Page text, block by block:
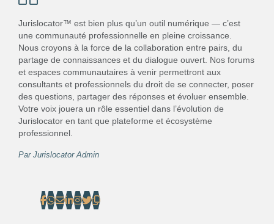
Jurislocator™ est bien plus qu’un outil numérique — c’est
une communauté professionnelle en pleine croissance.
Nous croyons à la force de la collaboration entre pairs, du
partage de connaissances et du dialogue ouvert. Nos forums
et espaces communautaires à venir permettront aux
consultants et professionnels du droit de se connecter, poser
des questions, partager des réponses et évoluer ensemble.
Votre voix jouera un rôle essentiel dans l’évolution de
Jurislocator en tant que plateforme et écosystème
professionnel.
Par Jurislocator Admin